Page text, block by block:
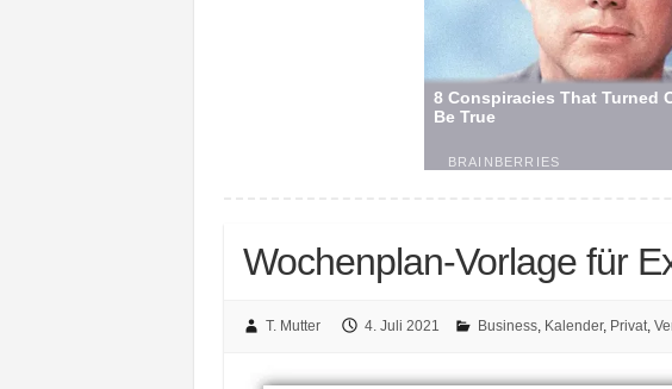
Wochenplan-Vorlage für
T. Mutter 4. Juli 2021 Business, Kalender, Privat,